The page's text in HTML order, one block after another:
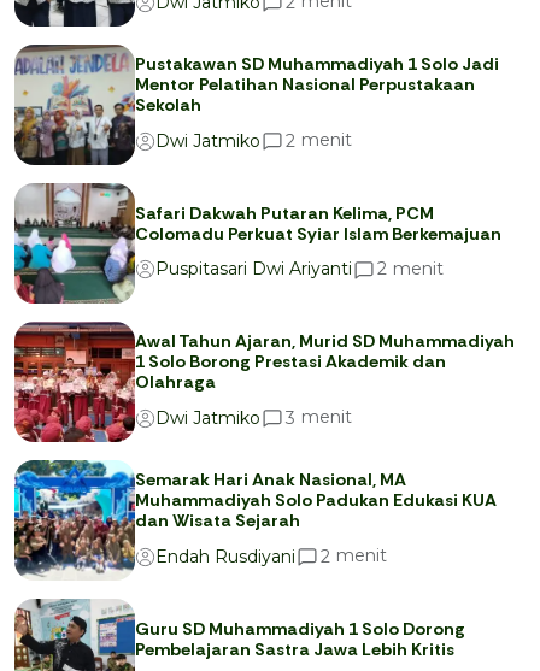
Pustakawan SD Muhammadiyah 1 Solo Jadi
Mentor Pelatihan Nasional Perpustakaan
Sekolah
Dwi Jatmiko
2 menit
Safari Dakwah Putaran Kelima, PCM
Colomadu Perkuat Syiar Islam Berkemajuan
Puspitasari Dwi Ariyanti
2 menit
Awal Tahun Ajaran, Murid SD Muhammadiyah
1 Solo Borong Prestasi Akademik dan
Olahraga
Dwi Jatmiko
3 menit
Semarak Hari Anak Nasional, MA
Muhammadiyah Solo Padukan Edukasi KUA
dan Wisata Sejarah
Endah Rusdiyani
2 menit
Guru SD Muhammadiyah 1 Solo Dorong
Pembelajaran Sastra Jawa Lebih Kritis